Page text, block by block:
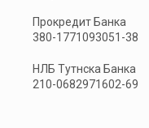
Прокредит Банка
380-1771093051-38
НЛБ Тутнска Банка
210-0682971602-69